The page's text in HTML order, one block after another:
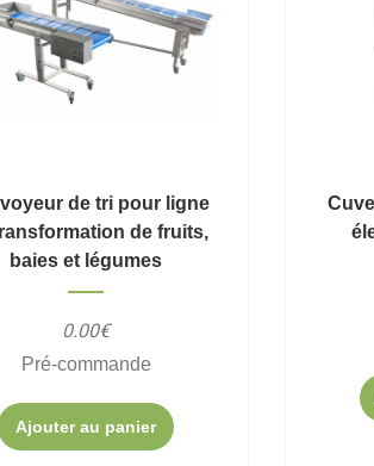
de tri pour ligne
de fruits,
baies et légumes
0.00€
Pré-commande
Ajouter au panier